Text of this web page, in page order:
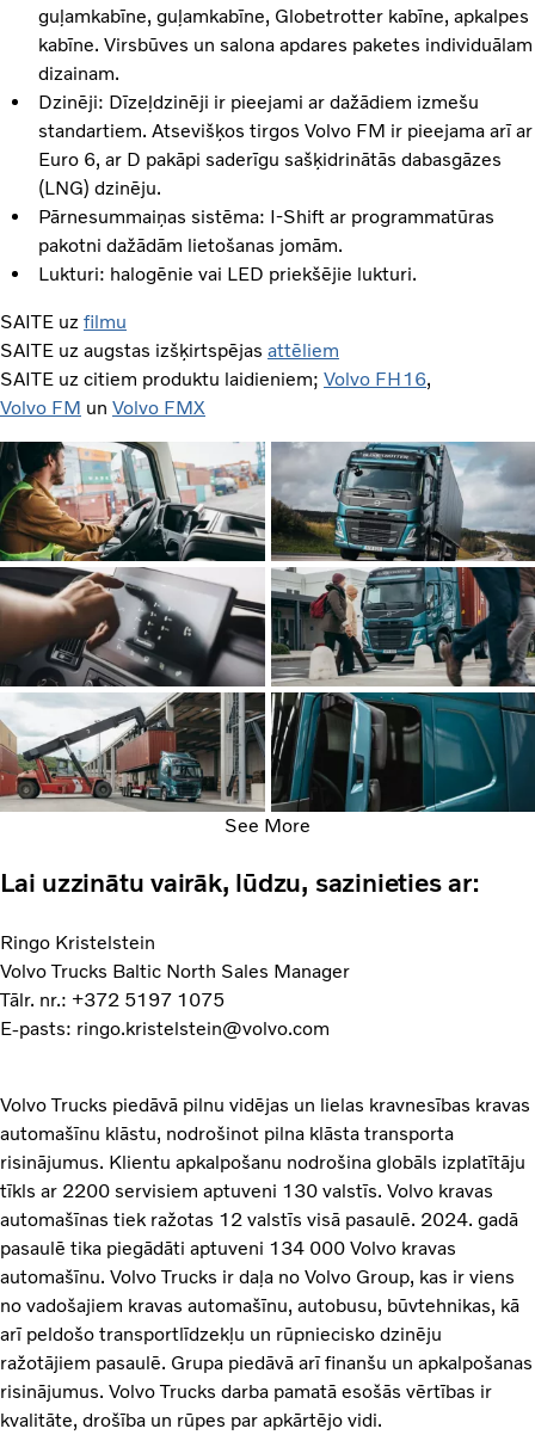
guļamkabīne, guļamkabīne, Globetrotter kabīne, apkalpes
kabīne. Virsbūves un salona apdares paketes individuālam
dizainam.
Dzinēji: Dīzeļdzinēji ir pieejami ar dažādiem izmešu
standartiem. Atsevišķos tirgos Volvo FM ir pieejama arī ar
Euro 6, ar D pakāpi saderīgu sašķidrinātās dabasgāzes
(LNG) dzinēju.
Pārnesummaiņas sistēma: I-Shift ar programmatūras
pakotni dažādām lietošanas jomām.
Lukturi: halogēnie vai LED priekšējie lukturi.
SAITE uz filmu
SAITE uz augstas izšķirtspējas attēliem
SAITE uz citiem produktu laidieniem; Volvo FH16,
Volvo FM un Volvo FMX
See More
Lai uzzinātu vairāk, lūdzu, sazinieties ar:
Ringo Kristelstein
Volvo Trucks Baltic North Sales Manager
Tālr. nr.: +372 5197 1075
E-pasts: ringo.kristelstein@volvo.com
Volvo Trucks piedāvā pilnu vidējas un lielas kravnesības kravas
automašīnu klāstu, nodrošinot pilna klāsta transporta
risinājumus. Klientu apkalpošanu nodrošina globāls izplatītāju
tīkls ar 2200 servisiem aptuveni 130 valstīs. Volvo kravas
automašīnas tiek ražotas 12 valstīs visā pasaulē. 2024. gadā
pasaulē tika piegādāti aptuveni 134 000 Volvo kravas
automašīnu. Volvo Trucks ir daļa no Volvo Group, kas ir viens
no vadošajiem kravas automašīnu, autobusu, būvtehnikas, kā
arī peldošo transportlīdzekļu un rūpniecisko dzinēju
ražotājiem pasaulē. Grupa piedāvā arī finanšu un apkalpošanas
risinājumus. Volvo Trucks darba pamatā esošās vērtības ir
kvalitāte, drošība un rūpes par apkārtējo vidi.